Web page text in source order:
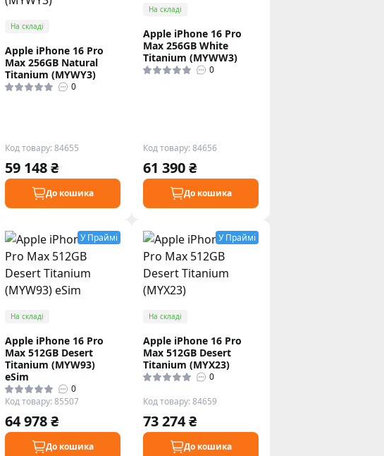
На складі
Apple iPhone 16 Pro
Max 256GB Natural
Titanium (MYWY3)
0
Код товару: 84655
59 148 ₴
До кошика
На складі
Apple iPhone 16 Pro
Max 256GB White
Titanium (MYWW3)
0
Код товару: 84656
61 390 ₴
До кошика
У Праймі
На складі
Apple iPhone 16 Pro
Max 512GB Desert
Titanium (MYW93)
eSim
0
Код товару: 85507
64 978 ₴
До кошика
У Праймі
На складі
Apple iPhone 16 Pro
Max 512GB Desert
Titanium (MYX23)
0
Код товару: 84659
73 274 ₴
До кошика